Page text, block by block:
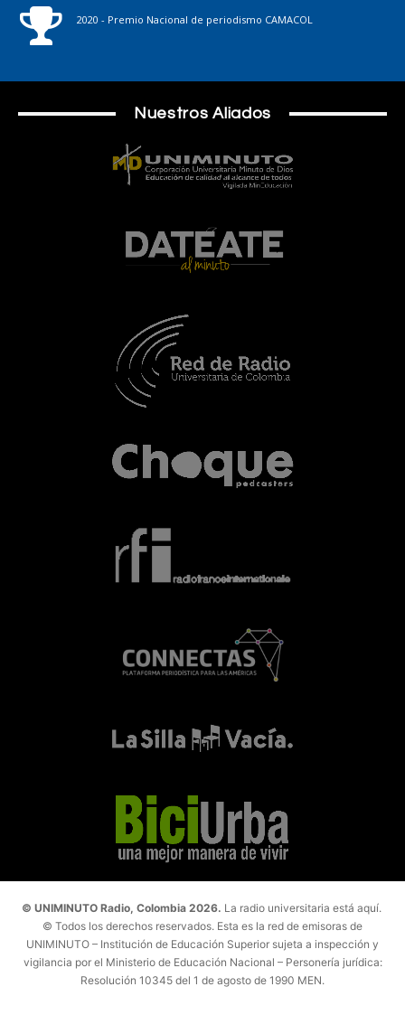
2020 - Premio Nacional de periodismo CAMACOL
Nuestros Aliados
© UNIMINUTO Radio, Colombia 2026. La radio universitaria está aquí.
© Todos los derechos reservados. Esta es la red de emisoras de
UNIMINUTO – Institución de Educación Superior sujeta a inspección y
vigilancia por el Ministerio de Educación Nacional – Personería jurídica:
Resolución 10345 del 1 de agosto de 1990 MEN.